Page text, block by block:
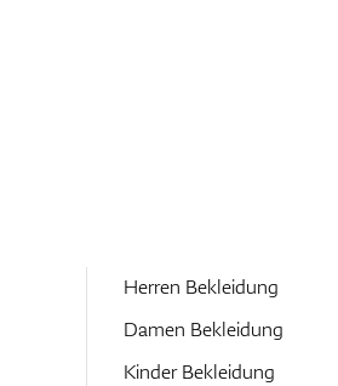
Herren Bekleidung
Damen Bekleidung
Kinder Bekleidung